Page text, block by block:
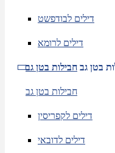
דילים לבודפשט
דילים לרומא
בטן גב חבילות בטן גב
חבילות בטן גב
דילים לקפריסין
דילים לדובאי